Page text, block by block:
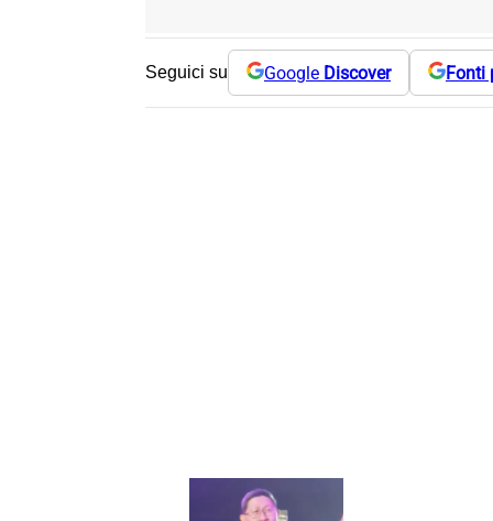
Seguici su Google Discover Fonti